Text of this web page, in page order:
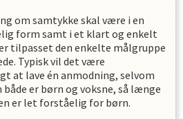
om samtykke skal være i en
form samt i et klart og enkelt
tilpasset den enkelte målgruppe
Typisk vil det være
at lave én anmodning, selvom
er børn og voksne, så længe
er let forståelig for børn.